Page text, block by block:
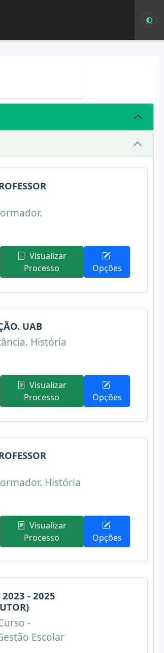
Visualizar
Processo
Opções
UAB
História
Visualizar
Processo
Opções
História
Visualizar
Processo
Opções
2023 - 2025
-
Escolar